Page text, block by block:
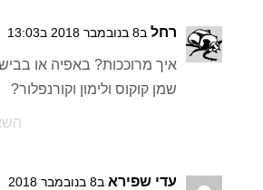
רחל ב8 בנובמבר 2018 ב13:03
איך מרוככות? באפיה או
שמן קוקוס ולימון וקורנפלור?
עדי שפירא
ב8 בנובמבר 2018